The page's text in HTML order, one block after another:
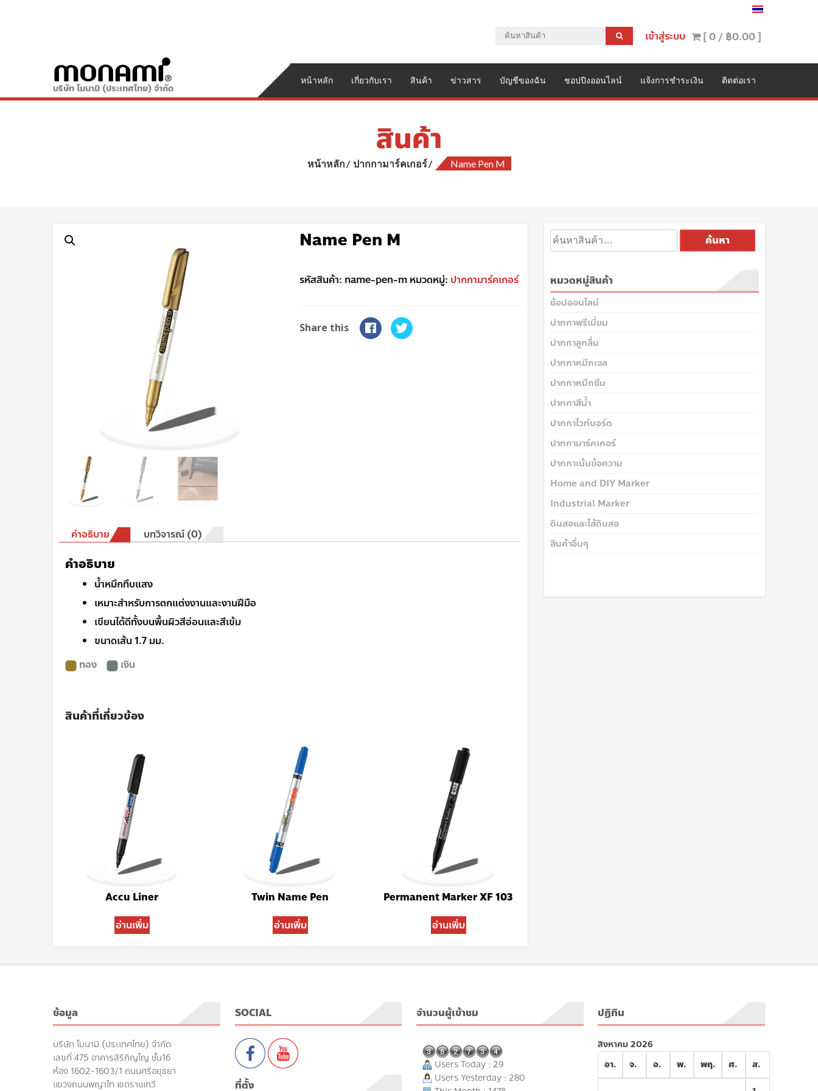
[ 0 / ฿0.00]
เข้าสู่ระบบ
บริษัท โมนามิ (ประเทศไทย) จำกัด
หน้าหลัก เกี่ยวกับเรา สินค้า ข่าวสาร บัญชีของฉัน ชอปปิงออนไลน์ แจ้งการชำระเงิน ติดต่อเรา
สินค้า
หน้าหลัก ปากกามาร์คเกอร์ Name Pen M
Name Pen M
รหัสสินค้า: name-pen-m หมวดหมู่: ปากกามาร์คเกอร์
Share this
คำอธิบาย บทวิจารณ์ (0)
คำอธิบาย
น้ำหมึกทึบแสง
เหมาะสำหรับการตกแต่งงานและงานฝีมือ
เขียนได้ดีทั้งบนพื้นผิวสีอ่อนและสีเข้ม
ขนาดเส้น 1.7 มม.
ทอง
เงิน
สินค้าที่เกี่ยวข้อง
Accu Liner
อ่านเพิ่ม
Twin Name Pen
อ่านเพิ่ม
Permanent Marker XF 103
อ่านเพิ่ม
ค้นหา
หมวดหมู่สินค้า
ช้อปออนไลน์
ปากกาพรีเมี่ยม
ปากกาลูกลื่น
ปากกาหมึกเจล
ปากกาหมึกซึม
ปากกาสีน้ำ
ปากกาไวท์บอร์ด
ปากกามาร์คเกอร์
ปากกาเน้นข้อความ
Home and DIY Marker
Industrial Marker
ดินสอและไส้ดินสอ
สินค้าอื่นๆ
ข้อมูล
บริษัท โมนามิ (ประเทศไทย) จำกัด
เลขที่ 475 อาคารสิริภิญโญ ชั้น16
ห้อง 1602-1603/1 ถนนศรีอยุธยา
แขวงถนนพญาไท เขตราชเทวี
SOCIAL
ที่ตั้ง
จำนวนผู้เข้าชม
Users Today : 29
Users Yesterday : 280
ปฏิทิน
สิงหาคม 2026
อา.
จ. อ. พ. พฤ. ศ. ส.